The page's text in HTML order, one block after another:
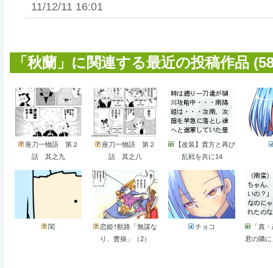
11/12/11 16:01
「秋蘭」に関連する最近の投稿作品
座刀一物語 第２
話 其之九
座刀一物語 第２
話 其之八
【改装】貴方と再び
乱戦を共に14
閨
恋姫†航路「無謀な
り、曹操」（2）
チョコ
「真
君の隣